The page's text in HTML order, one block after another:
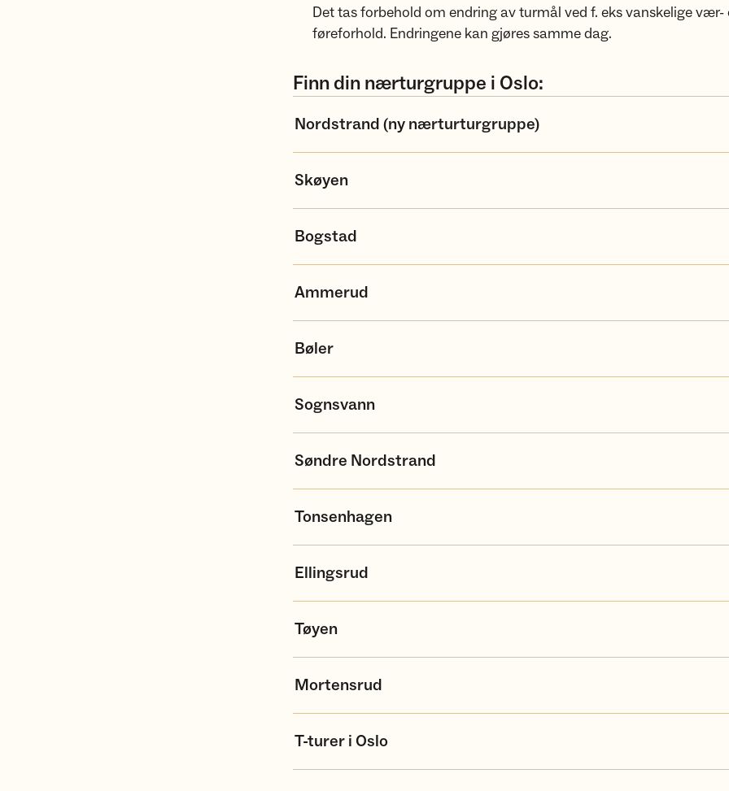
Det tas forbehold om endring av turmål ved f. eks vanskelige vær-
føreforhold. Endringene kan gjøres samme dag.
Finn din nærturgruppe i Oslo:
Nordstrand (ny nærturturgruppe)
Skøyen
Bogstad
Ammerud
Bøler
Sognsvann
Søndre Nordstrand
Tonsenhagen
Ellingsrud
Tøyen
Mortensrud
T-turer i Oslo